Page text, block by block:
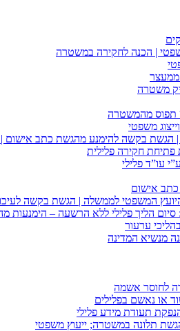
| הכנה לחקירה במשטרה
ממעצר
משטרה
תפוס מהמשטרה
משפטי
| הגשת בקשה להימנע מהגשת כתב אישום |
פתיחת חקירה פלילית
עו”ד פלילי
אישום
היועץ המשפטי לממשלה | הגשת בקשה
הליך פלילי ללא הרשעה – הימנעות
ערעור
מנשיא המדינה
לחוסר אשמה
או נאשם בפלילים
תעודת מידע פלילי
תלונה במשטרה; ייעוץ משפטי